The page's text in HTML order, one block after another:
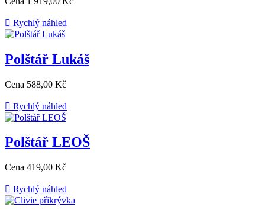
 Rychlý náhled
Polštář Lukáš
Cena 588,00 Kč
 Rychlý náhled
Polštář LEOŠ
Cena 419,00 Kč
 Rychlý náhled